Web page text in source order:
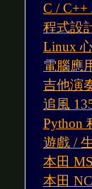
C /
程式設
Linux
電腦應
吉他演
追風
Python
遊戲 /
本田
本田